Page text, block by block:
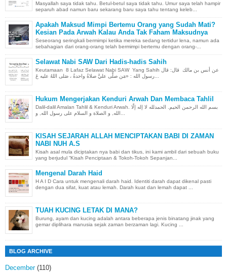
Masyallah saya tidak tahu. Betul-betul saya tidak tahu. Umur saya telah hampir
separuh abad namun baru sekarang baru saya tahu tentang keleb...
Apakah Maksud Mimpi Bertemu Orang yang Sudah Mati?
Kesian Pada Arwah Kalau Anda Tak Faham Maksudnya
Seseorang seringkali bermimpi ketika mereka sedang tertidur lena, namun ada
sebahagian dari orang-orang telah bermimpi bertemu dengan orang-...
Selawat Nabi SAW Dari Hadis-hadis Sahih
Keutamaan 8 Lafaz Selawat Nabi SAW Yang Sahih عن أنس بن مالك قال: قال
Hukum Mengerjakan Kenduri Arwah Dan Membaca Tahlil
Dalil-dalil Amalan Tahlil & Kenduri Arwah. بسم الله الرحمن الحيم. الحمدلله لا إله إلّا
KISAH SEJARAH ALLAH MENCIPTAKAN BABI DI ZAMAN
NABI NUH A.S
Kisah asal mula diciptakan nya babi dan tikus, ini kami ambil dari sebuah buku
yang berjudul “Kisah Penciptaan & Tokoh-Tokoh Sepanjan...
Mengenal Darah Haid
H A I D Cara untuk mengenali darah haid. Identiti darah dapat dikenal pasti
dengan dua sifat, kuat atau lemah. Darah kuat dan lemah dapat ...
TUAH KUCING LETAK DI MANA?
Burung, ayam dan kucing adalah antara beberapa jenis binatang jinak yang
gemar diplihara manusia sejak zaman berzaman lagi. Kucing ...
BLOG ARCHIVE
December(110)